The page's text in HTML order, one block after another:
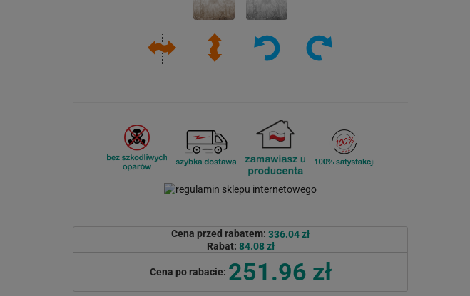
Cena przed rabatem: 336.04 zł
Rabat: 84.08 zł
Cena po rabacie: 251.96 zł